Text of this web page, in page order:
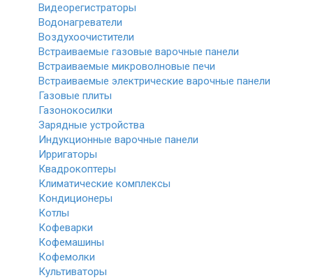
Видеорегистраторы
Водонагреватели
Воздухоочистители
Встраиваемые газовые варочные панели
Встраиваемые микроволновые печи
Встраиваемые электрические варочные панели
Газовые плиты
Газонокосилки
Зарядные устройства
Индукционные варочные панели
Ирригаторы
Квадрокоптеры
Климатические комплексы
Кондиционеры
Котлы
Кофеварки
Кофемашины
Кофемолки
Культиваторы